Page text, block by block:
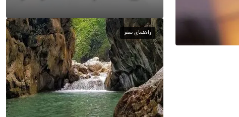
راهنمای سفر